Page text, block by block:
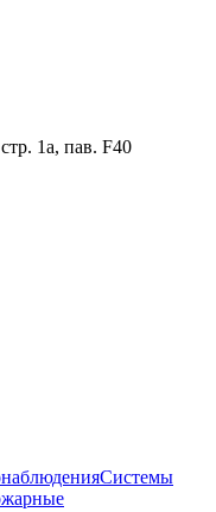
1а, пав. F40
Системы